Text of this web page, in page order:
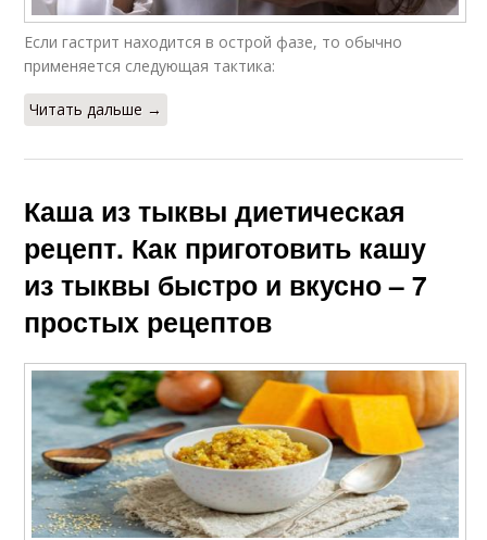
Если гастрит находится в острой фазе, то обычно
применяется следующая тактика:
Читать дальше →
Каша из тыквы диетическая
рецепт. Как приготовить кашу
из тыквы быстро и вкусно – 7
простых рецептов